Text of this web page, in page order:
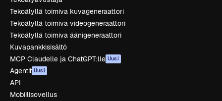
Tekoälyllä toimiva kuvageneraattori
Tekoälyllä toimiva videogeneraattori
Tekoälyllä toimiva äänigeneraattori
Kuvapankkisisältö
MCP Claudelle ja ChatGPT:lle Uusi
Agentit Uusi
API
Mobiilisovellus